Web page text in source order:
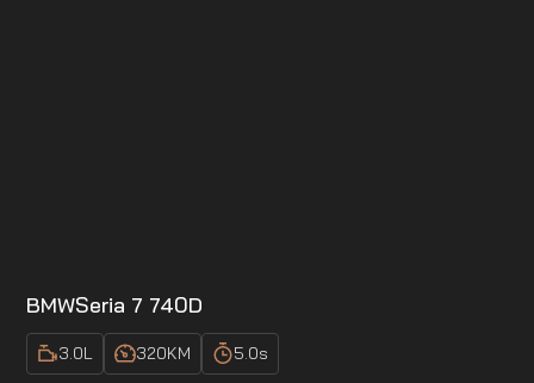
BMWSeria 7 740D
3.0L 320KM 5.0s